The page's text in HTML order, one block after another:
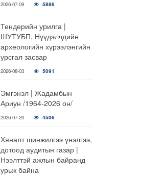
2026-07-09 5886
Тендерийн урилга |
ШУТУБП, Нүүдэлчдийн
археологийн хүрээлэнгийн
урсгал засвар
2026-08-03 5091
Эмгэнэл | Жадамбын
Ариун /1964-2026 он/
2026-07-20 4506
Хяналт шинжилгээ үнэлгээ,
дотоод аудитын газар |
Нээлттэй ажлын байранд
урьж байна